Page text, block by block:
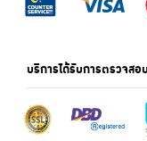
บริการได้รับการตรวจสอ